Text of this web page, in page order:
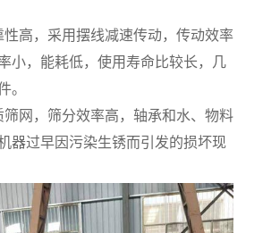
性高，采用摆线减速传动，传动效率
小，能耗低，使用寿命比较长，几
。
筛网，筛分效率高，轴承和水、物料
器过早因污染生锈而引发的损坏现